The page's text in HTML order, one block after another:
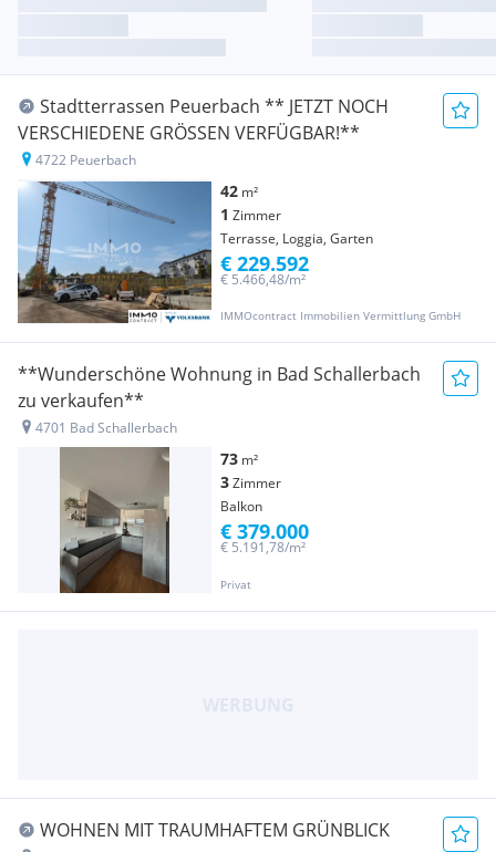
Stadtterrassen Peuerbach ** JETZT NOCH
VERSCHIEDENE GRÖSSEN VERFÜGBAR!**
4722 Peuerbach
42 m²
1 Zimmer
Terrasse, Loggia, Garten
IMMOcontract Immobilien Vermittlung GmbH
€ 5.466,48/m²
€ 229.592
**Wunderschöne Wohnung in Bad Schallerbach
zu verkaufen**
4701 Bad Schallerbach
73 m²
3Zimmer
Balkon
Privat
€ 5.191,78/m²
€ 379.000
WOHNEN MIT TRAUMHAFTEM GRÜNBLICK